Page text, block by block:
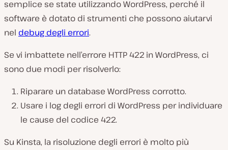
semplice se state utilizzando WordPress, perché il
software è dotato di strumenti che possono aiutarvi
nel debug degli errori.
Se vi imbattete nell’errore HTTP 422 in WordPress, ci
sono due modi per risolverlo:
Riparare un database WordPress corrotto.
Usare i log degli errori di WordPress per individuare
le cause del codice 422.
Su Kinsta, la risoluzione degli errori è molto più